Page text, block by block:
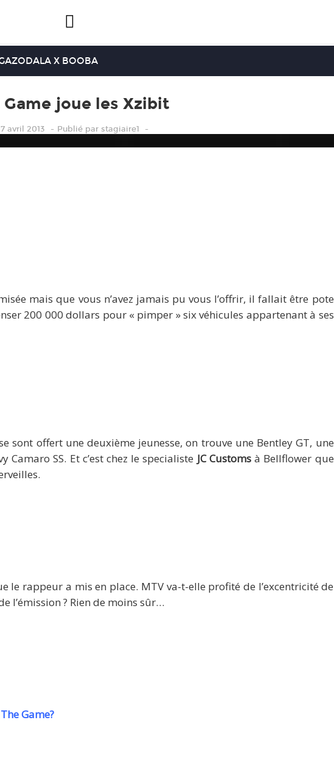
DALA X BOOBA
Game joue les Xzibit
avril 2013 Publiépar stagiaire1
mais que vous n’avez jamais pu vous l’offrir, il fallait être pote
200 000 dollars pour « pimper » six véhicules appartenant à ses
sont offert une deuxième jeunesse, on trouve une Bentley GT, une
Camaro SS. Et c’est chez le specialiste JC Customsà Bellflower que
le rappeur a mis en place. MTV va-t-elle profité de l’excentricité de
l’émission ? Rien de moins sûr…
Game?